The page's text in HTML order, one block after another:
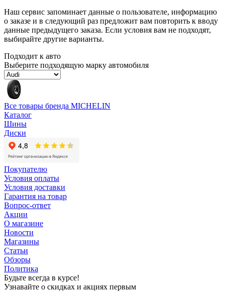
Наш сервис запоминает данные о пользователе, информацию
о заказе и в следующий раз предложит вам повторить к вводу
данные предыдущего заказа. Если условия вам не подходят,
выбирайте другие варианты.
Подходит к авто
Выберите подходящую марку автомобиля
Все товары бренда MICHELIN
Каталог
Шины
Диски
Покупателю
Условия оплаты
Условия доставки
Гарантия на товар
Вопрос-ответ
Акции
О магазине
Новости
Магазины
Статьи
Обзоры
Политика
Будьте всегда в курсе!
Узнавайте о скидках и акциях первым